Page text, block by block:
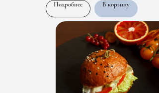
Подробнее В корзину